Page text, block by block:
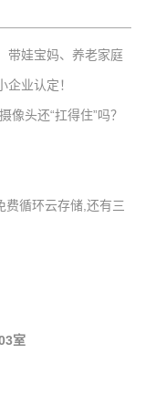
带娃宝妈、养老家庭
业认定！
头还“扛得住”吗？
费循环云存储,还有三
室